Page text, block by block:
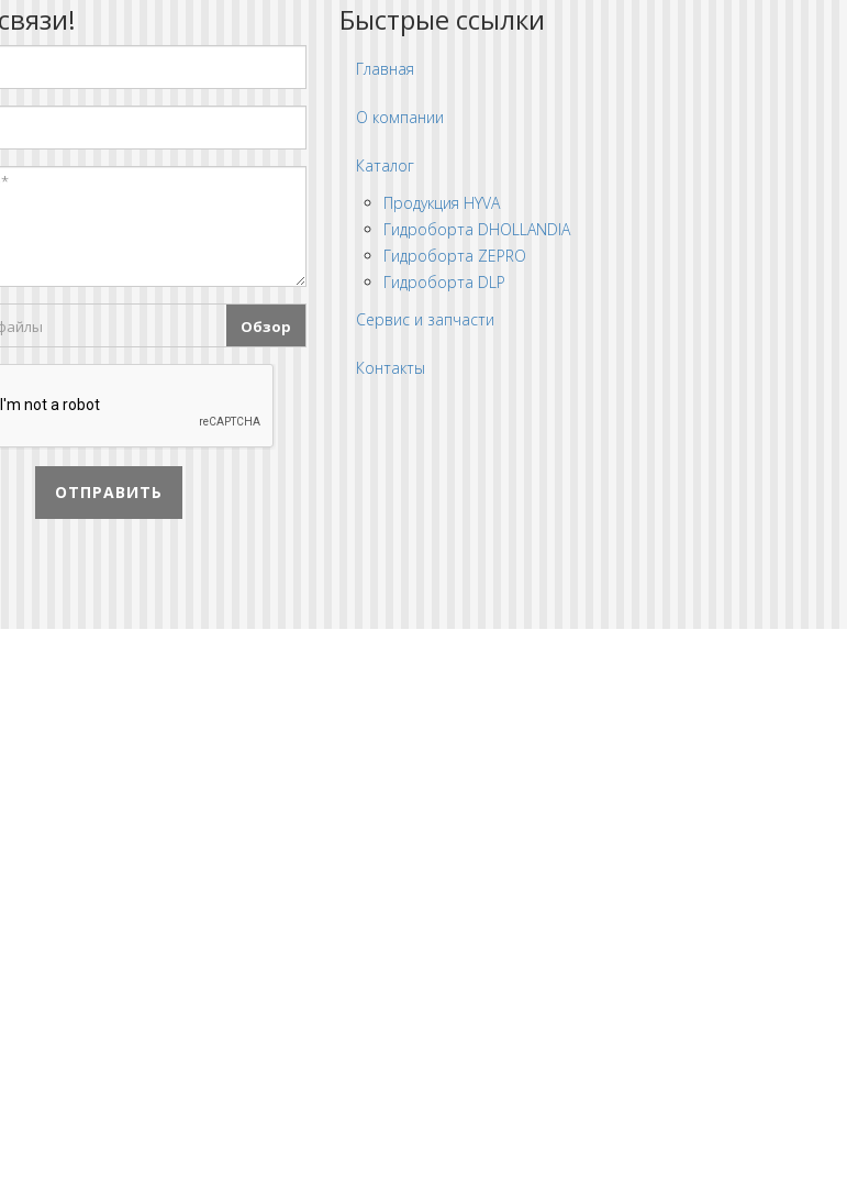
Обзор
ОТПРАВИТЬ
Быстрые ссылки
Главная
О компании
Каталог
Продукция HYVA
Гидроборта DHOLLANDIA
Гидроборта ZEPRO
Гидроборта DLP
Сервис и запчасти
Контакты